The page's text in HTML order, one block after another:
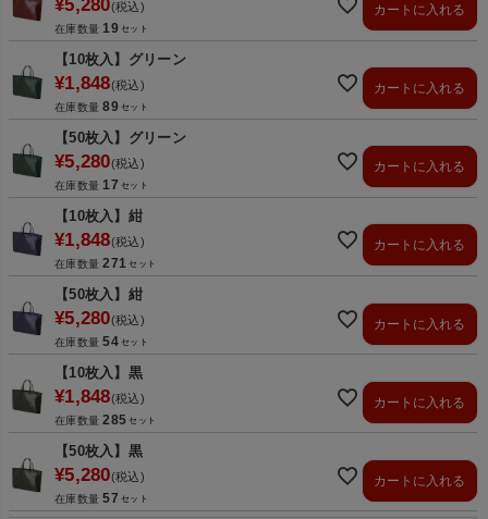
¥5,280 税込
在庫数量 19
カートに入れる
【10枚入】グリーン
¥1,848 税込
在庫数量 89
カートに入れる
【50枚入】グリーン
¥5,280 税込
在庫数量 17
カートに入れる
【10枚入】紺
¥1,848 税込
在庫数量 271
カートに入れる
【50枚入】紺
¥5,280 税込
在庫数量 54
カートに入れる
【10枚入】黒
¥1,848 税込
在庫数量 285
カートに入れる
【50枚入】黒
¥5,280 税込
在庫数量 57
カートに入れる